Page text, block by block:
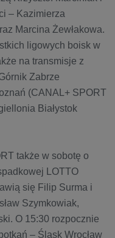
– Kazimierza
Marcina Żewłakowa.
ligowych boisk w
na transmisje z
Zabrze
(CANAL+ SPORT
Białystok
także w sobotę o
LOTTO
się Filip Surma i
Szymkowiak,
O 15:30 rozpocznie
– Śląsk Wrocław